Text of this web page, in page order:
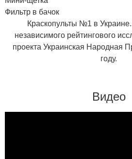
Фильтр в бачок
Краскопульты №1 в
независимого рейтингового
проекта Украинская Народная
году.
Видео